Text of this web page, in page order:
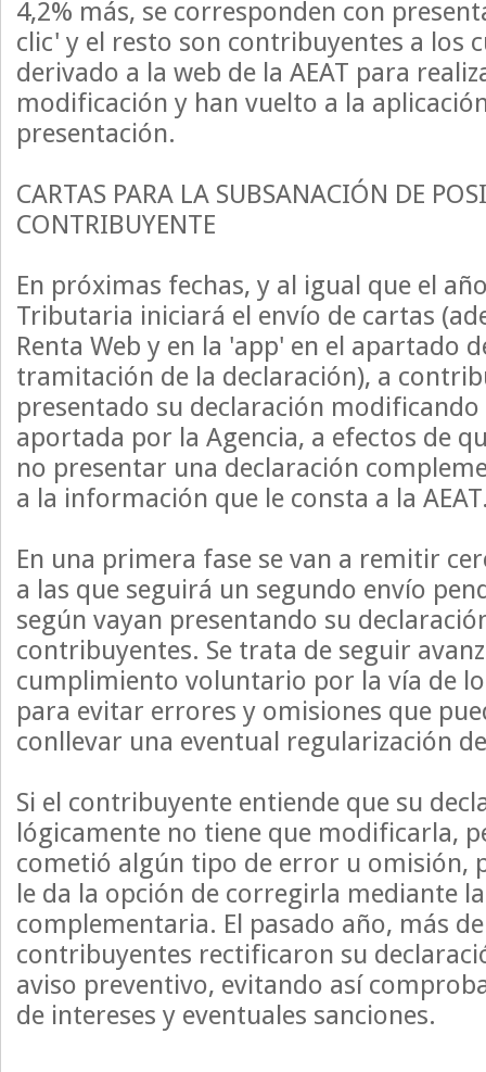
4,2% más, se corresponden con
clic' y el resto son contribuyentes a los
derivado a la web de la AEAT para
modificación y han vuelto a la
presentación.
CARTAS PARA LA SUBSANACIÓN DE
CONTRIBUYENTE
En próximas fechas, y al igual que el
Tributaria iniciará el envío de cartas
Renta Web y en la 'app' en el apartado
tramitación de la declaración), a
presentado su declaración
aportada por la Agencia, a efectos de
no presentar una declaración
a la información que le consta a la
En una primera fase se van a remitir
a las que seguirá un segundo envío
según vayan presentando su
contribuyentes. Se trata de seguir
cumplimiento voluntario por la vía de
para evitar errores y omisiones que
conllevar una eventual regularización
Si el contribuyente entiende que su
lógicamente no tiene que modificarla,
cometió algún tipo de error u omisión,
le da la opción de corregirla mediante
complementaria. El pasado año, más
contribuyentes rectificaron su
aviso preventivo, evitando así
de intereses y eventuales sanciones.